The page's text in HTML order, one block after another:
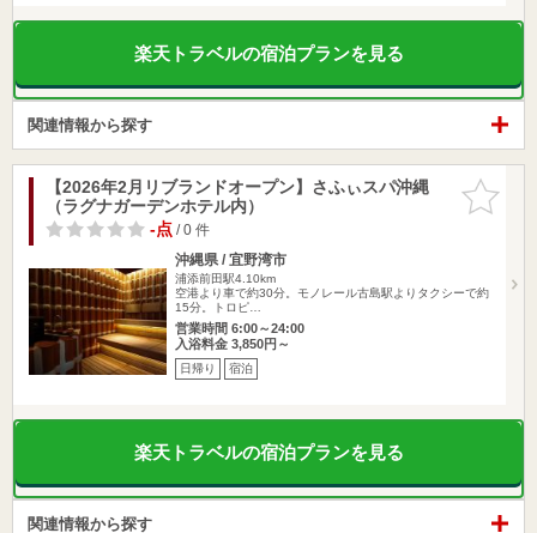
楽天トラベルの宿泊プランを見る
関連情報から探す
お気に入
りに追加
【2026年2月リブランドオープン】さふぃスパ沖縄
（ラグナガーデンホテル内）
-点/ 0 件
沖縄県 / 宜野湾市
浦添前田駅4.10km
空港より車で約30分。モノレール古島駅よりタクシーで約
15分。トロピ…
営業時間 6:00～24:00
入浴料金 3,850円～
日帰り 宿泊
楽天トラベルの宿泊プランを見る
関連情報から探す